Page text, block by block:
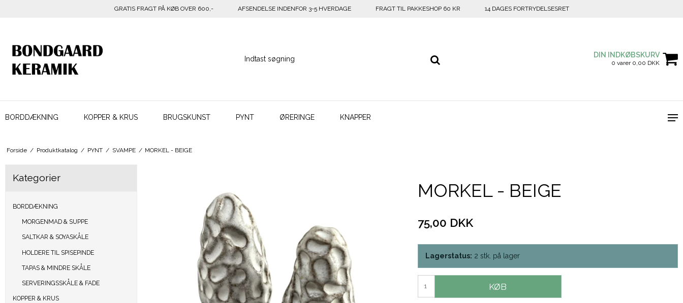
GRATIS FRAGT PÅ KØB OVER 600,- AFSENDELSE INDENFOR 3-5 HVERDAGE FRAGT TIL PAKKESHOP 60 KR 14 DAGES FORTRYDELSESRET
DIN INDKØBSKURV
0 varer 0,00 DKK
BORDDÆKNING KOPPER & KRUS BRUGSKUNST PYNT ØRERINGE KNAPPER
Forside / Produktkatalog / PYNT / SVAMPE / MORKEL - BEIGE
Kategorier
BORDDÆKNING
MORGENMAD & SUPPE
SALTKAR & SOYASKÅLE
HOLDERE TIL SPISEPINDE
TAPAS & MINDRE SKÅLE
SERVERINGSSKÅLE & FADE
KOPPER & KRUS
MORKEL - BEIGE
75,00 DKK
Lagerstatus: 2 stk. på lager
KØB